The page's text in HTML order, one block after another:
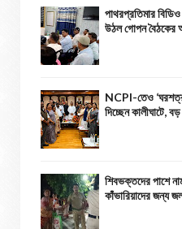
পাথরপ্রতিমার
উঠল গোপন বৈঠকের
NCPI-তেও
দিচ্ছেন কালীঘাটে, বড়
শিবভক্তদের পাশে
কাঁভারিয়াদের জন্য